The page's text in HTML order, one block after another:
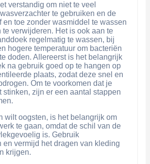
verstandig om niet te veel
te gebruiken en de
en toe zonder wasmiddel te wassen
te verwijderen. Het is ook aan te
regelmatig te wassen, bij
hogere temperatuur om bacteriën
doden. Allereerst is het belangrijk
na gebruik goed op te hangen op
plaats, zodat deze snel en
Om te voorkomen dat je
stinken, zijn er een aantal stappen
wilt oogsten, is het belangrijk om
te gaan, omdat de schil van de
is. Gebruik
en vermijd het dragen van kleding
krijgen.